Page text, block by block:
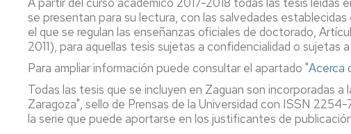
Sociales
La
BUZ
y
los
ODS
Buenas
Bibliografía
recomendada
factor
impacto
de
revistas
libros
Sugerir
una
compra
Espacios,
salas
de
se presentan para su lectura, con las salvedades
el que se regulan las enseñanzas oficiales de doctorado,
2011), para aquellas tesis sujetas a confidencialidad o sujetas
Para ampliar información puede consultar el apartado "Acerca
Todas las tesis que se incluyen en Zaguan son incorporadas
Zaragoza", sello de Prensas de la Universidad con ISSN 2254-
la serie que puede aportarse en los justificantes de